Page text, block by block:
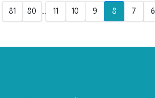
6
7
8
9
10
11
...
80
81